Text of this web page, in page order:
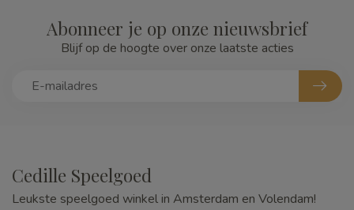
Abonneer je op onze nieuwsbrief
Blijf op de hoogte over onze laatste acties
Cedille Speelgoed
Leukste speelgoed winkel in Amsterdam en Volendam!